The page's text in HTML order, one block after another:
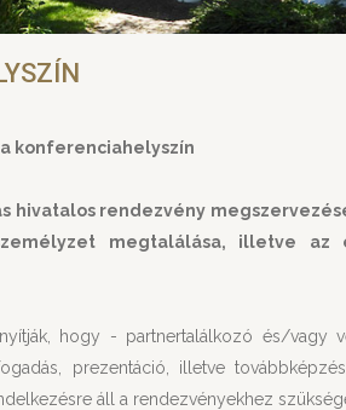
konferenciahelyszín
hivatalos rendezvény
megtalálása, illetve az
hogy - partnertalálkozó és/vagy
prezentáció, illetve
áll a rendezvényekhez